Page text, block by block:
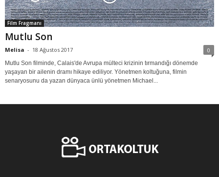
Film Fragmanı
Mutlu Son
Melisa - 18 Ağustos 2017 0
Mutlu Son filminde, Calais'de Avrupa mülteci krizinin tırmandığı dönemde
yaşayan bir ailenin dramı hikaye ediliyor. Yönetmen koltuğuna, filmin
senaryosunu da yazan dünyaca ünlü yönetmen Michael...